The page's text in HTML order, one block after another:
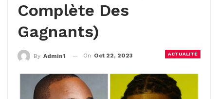
Complète Des
Gagnants)
ACTUALITÉ
By Admin1 On Oct 22, 2023